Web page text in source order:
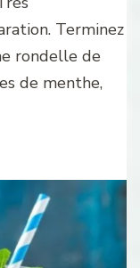
Terminez
rondelle de
de menthe,